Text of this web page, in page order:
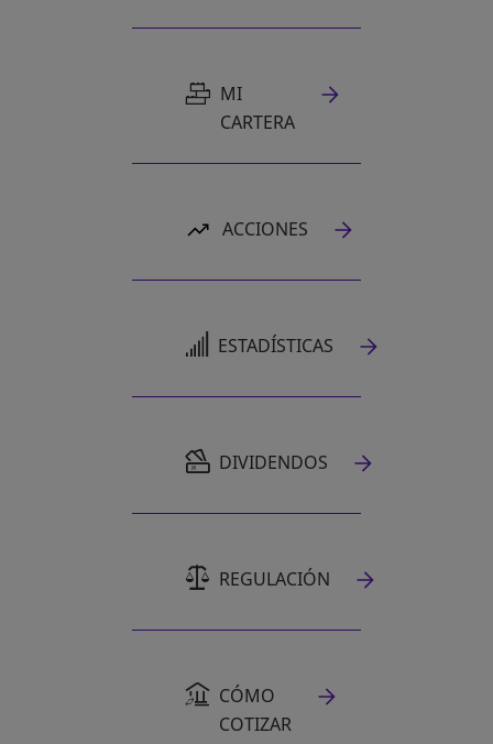
MI
CARTERA
ACCIONES
ESTADÍSTICAS
SE ABRE EN UNA PESTAÑA NUEVA
DIVIDENDOS
SE ABRE EN UNA PESTAÑA NUEVA
REGULACIÓN
CÓMO
COTIZAR